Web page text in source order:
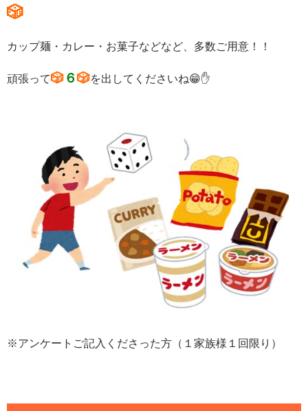
🎲
カップ麺・カレー・お菓子などなど、多数ご用意！！
頑張って🎲６🎲を出してくださいね😁✋
※アンケートご記入くださった方（１家族様１回限り）